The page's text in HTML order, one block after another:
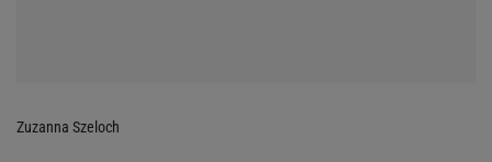
Zuzanna Szeloch